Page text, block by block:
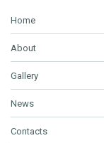
Home
About
Gallery
News
Contacts